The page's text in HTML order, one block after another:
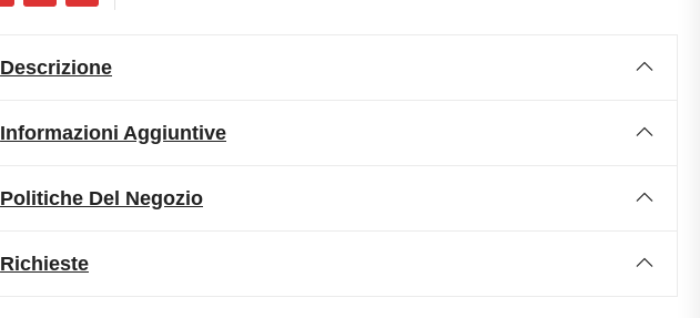
Descrizione
Informazioni Aggiuntive
Politiche Del Negozio
Richieste